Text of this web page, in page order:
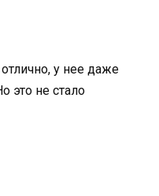
у нее даже
это не стало